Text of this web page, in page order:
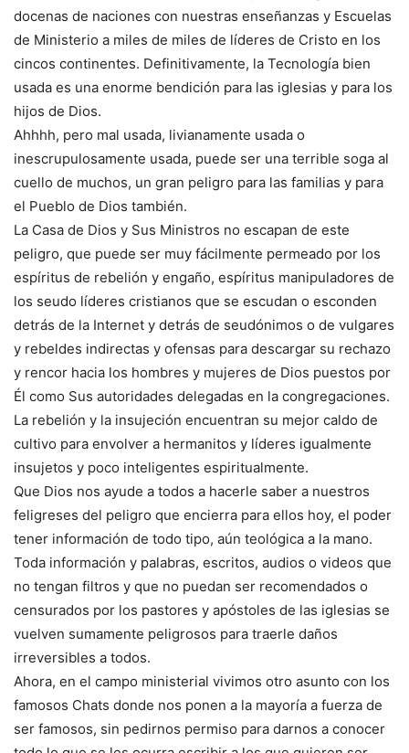
docenas de naciones con nuestras enseñanzas y Escuelas
de Ministerio a miles de miles de líderes de Cristo en los
cincos continentes. Definitivamente, la Tecnología bien
usada es una enorme bendición para las iglesias y para los
hijos de Dios.
Ahhhh, pero mal usada, livianamente usada o
inescrupulosamente usada, puede ser una terrible soga al
cuello de muchos, un gran peligro para las familias y para
el Pueblo de Dios también.
La Casa de Dios y Sus Ministros no escapan de este
peligro, que puede ser muy fácilmente permeado por los
espíritus de rebelión y engaño, espíritus manipuladores de
los seudo líderes cristianos que se escudan o esconden
detrás de la Internet y detrás de seudónimos o de vulgares
y rebeldes indirectas y ofensas para descargar su rechazo
y rencor hacia los hombres y mujeres de Dios puestos por
Él como Sus autoridades delegadas en la congregaciones.
La rebelión y la insujeción encuentran su mejor caldo de
cultivo para envolver a hermanitos y líderes igualmente
insujetos y poco inteligentes espiritualmente.
Que Dios nos ayude a todos a hacerle saber a nuestros
feligreses del peligro que encierra para ellos hoy, el poder
tener información de todo tipo, aún teológica a la mano.
Toda información y palabras, escritos, audios o videos que
no tengan filtros y que no puedan ser recomendados o
censurados por los pastores y apóstoles de las iglesias se
vuelven sumamente peligrosos para traerle daños
irreversibles a todos.
Ahora, en el campo ministerial vivimos otro asunto con los
famosos Chats donde nos ponen a la mayoría a fuerza de
ser famosos, sin pedirnos permiso para darnos a conocer